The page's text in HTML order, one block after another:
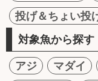
投げ＆ちょい投
対象魚から探す
アジ マダイ